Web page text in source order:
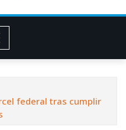
federal tras cumplir